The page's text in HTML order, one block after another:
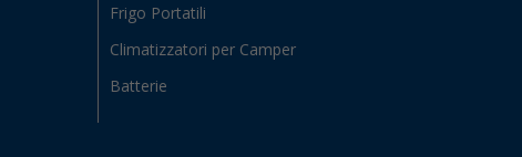
Frigo Portatili
Climatizzatori per Camper
Batterie